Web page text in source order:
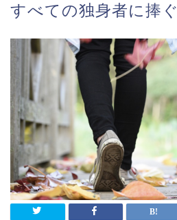
すべての独身者に捧ぐ